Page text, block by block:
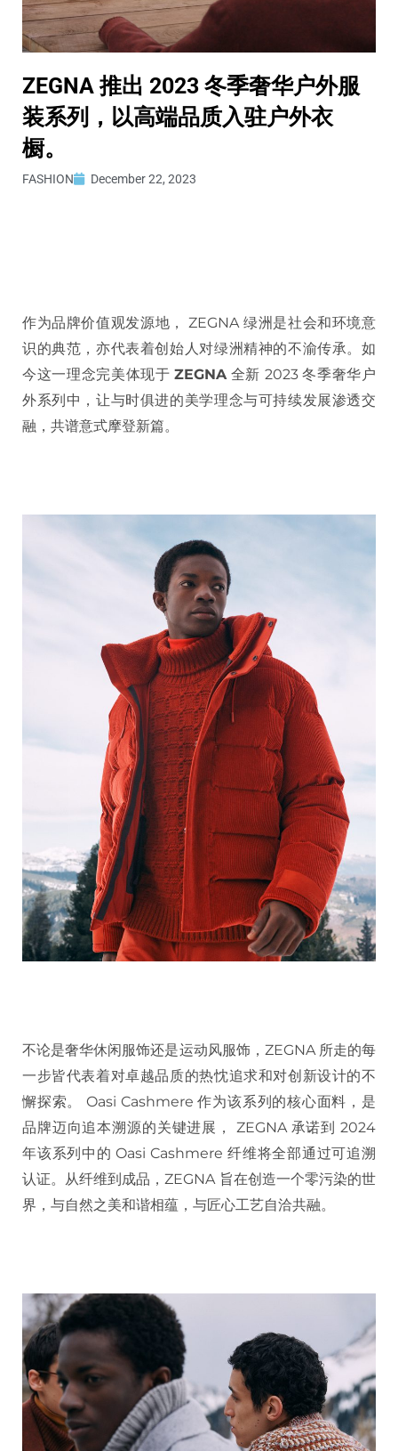
ZEGNA 推出 2023 冬季奢华户外服
装系列，以高端品质入驻户外衣
橱。
FASHION December 22, 2023
作为品牌价值观发源地， ZEGNA 绿洲是社会和环境意
识的典范，亦代表着创始人对绿洲精神的不渝传承。如
今这一理念完美体现于ZEGNA全新 2023 冬季奢华户
外系列中，让与时俱进的美学理念与可持续发展渗透交
融，共谱意式摩登新篇。
不论是奢华休闲服饰还是运动风服饰，ZEGNA 所走的每
一步皆代表着对卓越品质的热忱追求和对创新设计的不
懈探索。 Oasi Cashmere 作为该系列的核心面料，是
品牌迈向追本溯源的关键进展， ZEGNA 承诺到 2024
年该系列中的 Oasi Cashmere 纤维将全部通过可追溯
认证。从纤维到成品，ZEGNA 旨在创造一个零污染的世
界，与自然之美和谐相蕴，与匠心工艺自洽共融。